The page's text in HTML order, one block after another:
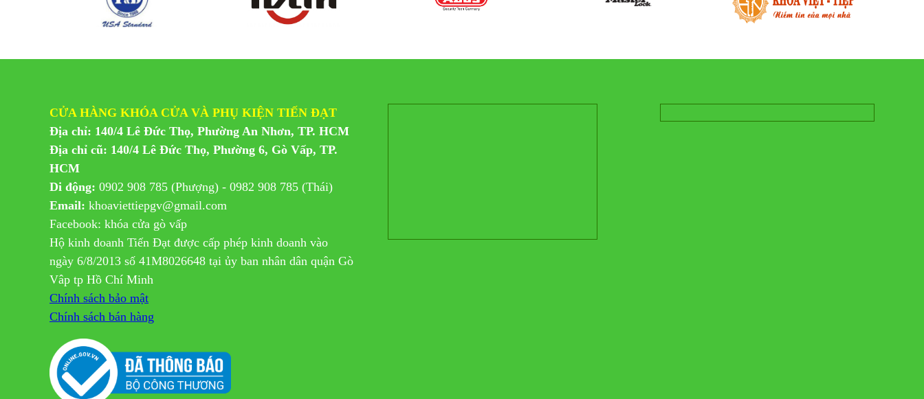
CỬA HÀNG KHÓA CỬA VÀ PHỤ KIỆN TIẾN ĐẠT
Địa chỉ: 140/4 Lê Đức Thọ, Phường An Nhơn, TP. HCM
Địa chỉ cũ: 140/4 Lê Đức Thọ, Phường 6, Gò Vấp, TP.
HCM
Di động: 0902 908 785 (Phượng) - 0982 908 785 (Thái)
Email: khoaviettiepgv@gmail.com
Facebook: khóa cửa gò vấp
Hộ kinh doanh Tiến Đạt được cấp phép kinh doanh vào
ngày 6/8/2013 số 41M8026648 tại ủy ban nhân dân quận Gò
Vâp tp Hồ Chí Minh
Chính sách bảo mật
Chính sách bán hàng